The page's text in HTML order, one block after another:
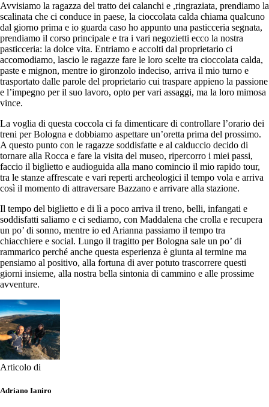
Avvisiamo la ragazza del tratto dei calanchi e ,ringraziata, prendiamo la
scalinata che ci conduce in paese, la cioccolata calda chiama qualcuno
dal giorno prima e io guarda caso ho appunto una pasticceria segnata,
prendiamo il corso principale e tra i vari negozietti ecco la nostra
pasticceria: la dolce vita. Entriamo e accolti dal proprietario ci
accomodiamo, lascio le ragazze fare le loro scelte tra cioccolata calda,
paste e mignon, mentre io gironzolo indeciso, arriva il mio turno e
trasportato dalle parole del proprietario cui traspare appieno la passione
e l’impegno per il suo lavoro, opto per vari assaggi, ma la loro mimosa
vince.
La voglia di questa coccola ci fa dimenticare di controllare l’orario dei
treni per Bologna e dobbiamo aspettare un’oretta prima del prossimo.
A questo punto con le ragazze soddisfatte e al calduccio decido di
tornare alla Rocca e fare la visita del museo, ripercorro i miei passi,
faccio il biglietto e audioguida alla mano comincio il mio rapido tour,
tra le stanze affrescate e vari reperti archeologici il tempo vola e arriva
così il momento di attraversare Bazzano e arrivare alla stazione.
Il tempo del biglietto e di lì a poco arriva il treno, belli, infangati e
soddisfatti saliamo e ci sediamo, con Maddalena che crolla e recupera
un po’ di sonno, mentre io ed Arianna passiamo il tempo tra
chiacchiere e social. Lungo il tragitto per Bologna sale un po’ di
rammarico perché anche questa esperienza è giunta al termine ma
pensiamo al positivo, alla fortuna di aver potuto trascorrere questi
giorni insieme, alla nostra bella sintonia di cammino e alle prossime
avventure.
Articolo di
Adriano Ianiro